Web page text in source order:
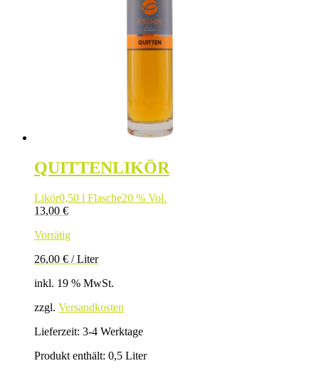
QUITTENLIKÖR
Likör0,50 l Flasche20 % Vol.
13,00 €
Vorrätig
26,00 € /Liter
inkl. 19 % MwSt.
zzgl. Versandkosten
Lieferzeit: 3-4 Werktage
Produkt enthält: 0,5 Liter